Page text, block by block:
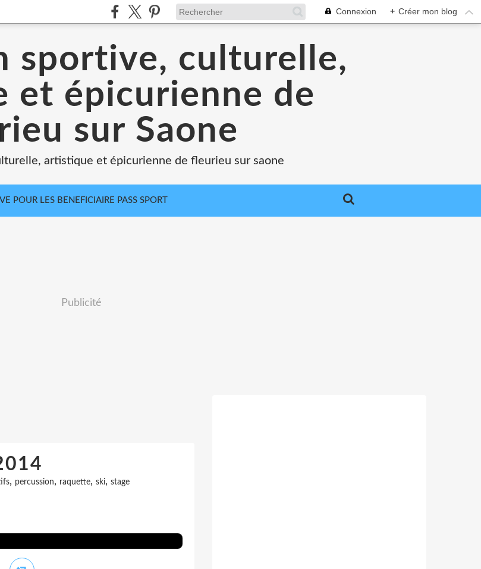
Connexion + Créer mon blog
sportive, culturelle,
et épicurienne de
sur Saone
artistique et épicurienne de fleurieu sur saone
POUR LES BENEFICIAIRE PASS SPORT
Publicité
, percussion, raquette, ski, stage